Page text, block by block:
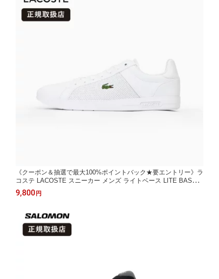
《クーポン＆抽選で最大100%ポイントバック★要エントリー》ラ
コステ LACOSTE スニーカー メンズ ライトベース LITE BASE 2
24 1 SMA 靴 レザー ホワイト/ホワイト 48SMA0113 21G WHT/W
HT | ブランド [正規取扱店]
9,800 円